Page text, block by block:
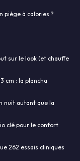
piège à calories ?
sur le look (et chauffe
cm : la plancha
nuit autant que la
clé pour le confort
262 essais cliniques